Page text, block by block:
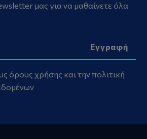
μας για να μαθαίνετε όλα
όρους χρήσης και τηνπολιτική